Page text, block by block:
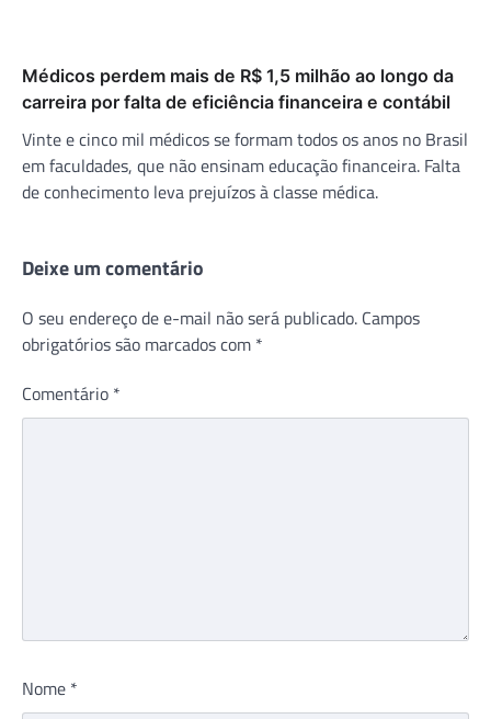
Médicos perdem mais de R$ 1,5 milhão ao longo da
carreira por falta de eficiência financeira e contábil
Vinte e cinco mil médicos se formam todos os anos no Brasil
em faculdades, que não ensinam educação financeira. Falta
de conhecimento leva prejuízos à classe médica.
Deixe um comentário
O seu endereço de e-mail não será publicado. Campos
obrigatórios são marcados com *
Comentário *
Nome *